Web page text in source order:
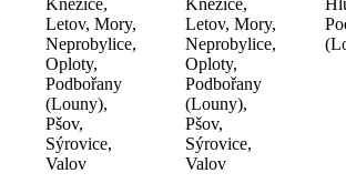
Letov, Mory,
Neprobylice,
Oploty,
Podbořany
(Louny),
Pšov,
Sýrovice,
Valov
Letov, Mory,
Neprobylice,
Oploty,
Podbořany
(Louny),
Pšov,
Sýrovice,
Valov